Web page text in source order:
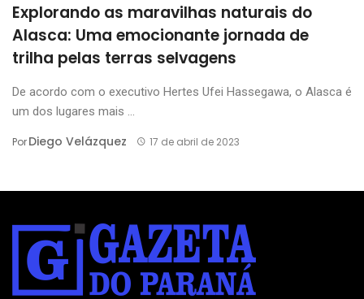
Explorando as maravilhas naturais do
Alasca: Uma emocionante jornada de
trilha pelas terras selvagens
De acordo com o executivo Hertes Ufei Hassegawa, o Alasca é
um dos lugares mais ...
PorDiego Velázquez 17 de abril de 2023